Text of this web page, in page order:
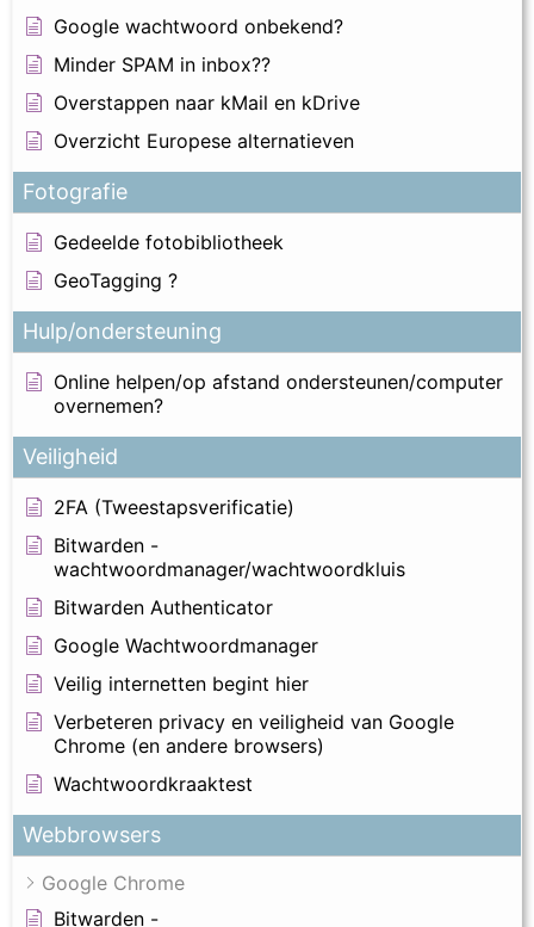
Google wachtwoord onbekend?
Minder SPAM in inbox??
Overstappen naar kMail en kDrive
Overzicht Europese alternatieven
Fotografie
Gedeelde fotobibliotheek
GeoTagging ?
Hulp/ondersteuning
Online helpen/op afstand ondersteunen/computer
overnemen?
Veiligheid
2FA (Tweestapsverificatie)
Bitwarden -
wachtwoordmanager/wachtwoordkluis
Bitwarden Authenticator
Google Wachtwoordmanager
Veilig internetten begint hier
Verbeteren privacy en veiligheid van Google
Chrome (en andere browsers)
Wachtwoordkraaktest
Webbrowsers
Google Chrome
Bitwarden -